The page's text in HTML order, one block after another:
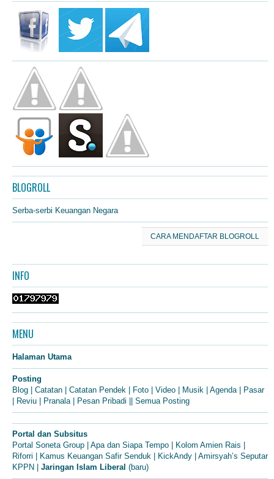
BLOGROLL
Serba-serbi Keuangan Negara
CARA MENDAFTAR BLOGROLL
INFO
MENU
Halaman Utama
Posting
Blog
Catatan Catatan Pendek Foto Video Musik Agenda|
Pasar
Reviu Pranala| Pesan Pribadi Semua Posting
Portal dan Subsitus
Portal Soneta Group
Apa dan Siapa Tempo Kolom Amien Rais
Riforri
Kamus Keuangan Safir Senduk KickAndy
Amirsyah’s Seputar
KPPN
Jaringan Islam Liberal (baru)